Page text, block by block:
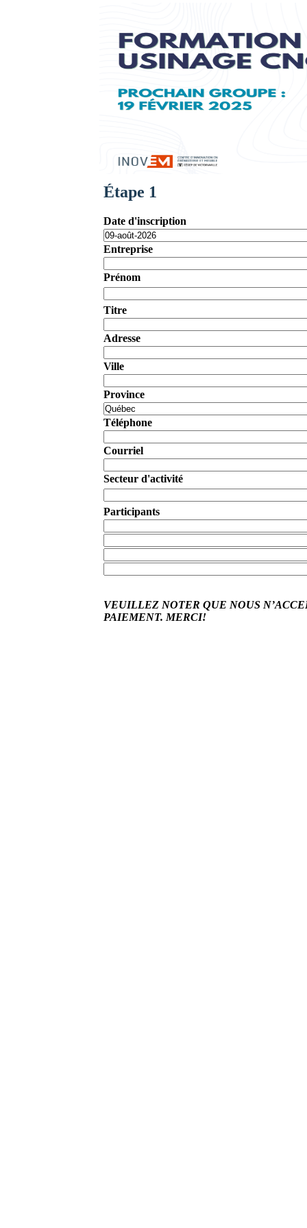
Étape 1
Date d'inscription
Entreprise
Prénom
Titre
Adresse
Ville
Province
Téléphone
Courriel
Secteur d'activité
Participants
VEUILLEZ NOTER QUE NOUS
PAIEMENT. MERCI!